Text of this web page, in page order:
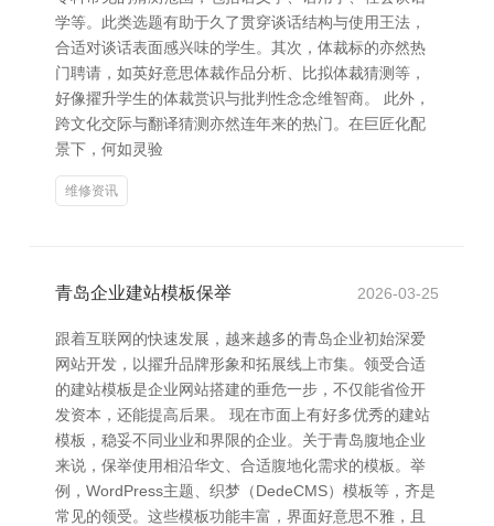
学等。此类选题有助于久了贯穿谈话结构与使用王法，
合适对谈话表面感兴味的学生。其次，体裁标的亦然热
门聘请，如英好意思体裁作品分析、比拟体裁猜测等，
好像擢升学生的体裁赏识与批判性念念维智商。 此外，
跨文化交际与翻译猜测亦然连年来的热门。在巨匠化配
景下，何如灵验
维修资讯
青岛企业建站模板保举 2026-03-25
跟着互联网的快速发展，越来越多的青岛企业初始深爱
网站开发，以擢升品牌形象和拓展线上市集。领受合适
的建站模板是企业网站搭建的垂危一步，不仅能省俭开
发资本，还能提高后果。 现在市面上有好多优秀的建站
模板，稳妥不同业业和界限的企业。关于青岛腹地企业
来说，保举使用相沿华文、合适腹地化需求的模板。举
例，WordPress主题、织梦（DedeCMS）模板等，齐是
常见的领受。这些模板功能丰富，界面好意思不雅，且